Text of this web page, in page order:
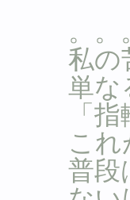
。。
私の
単な
「
こ
普段